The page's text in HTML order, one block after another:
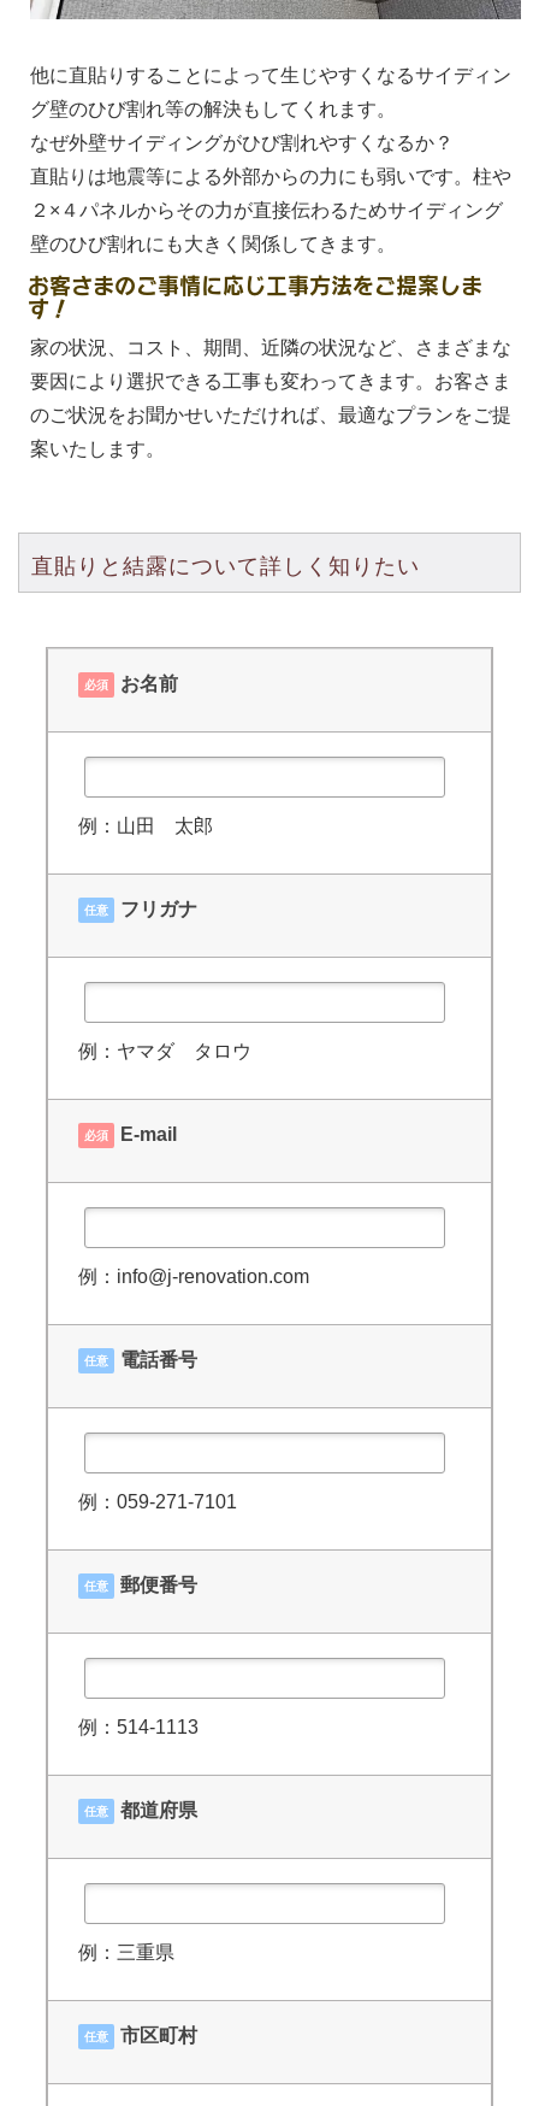
他に直貼りすることによって生じやすくなるサイディン
グ壁のひび割れ等の解決もしてくれます。
なぜ外壁サイディングがひび割れやすくなるか？
直貼りは地震等による外部からの力にも弱いです。柱や
２×４パネルからその力が直接伝わるためサイディング
壁のひび割れにも大きく関係してきます。
お客さまのご事情に応じ工事方法をご提案しま
す！
家の状況、コスト、期間、近隣の状況など、さまざまな
要因により選択できる工事も変わってきます。お客さま
のご状況をお聞かせいただければ、最適なプランをご提
案いたします。
直貼りと結露について詳しく知りたい
必須 お名前
例：山田 太郎
任意 フリガナ
例：ヤマダ タロウ
必須 E-mail
例：info@j-renovation.com
任意 電話番号
例：059-271-7101
任意 郵便番号
例：514-1113
任意 都道府県
例：三重県
任意 市区町村